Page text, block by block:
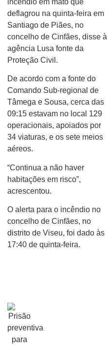
incêndio em mato que
deflagrou na quinta-feira em
Santiago de Piães, no
concelho de Cinfães, disse à
agência Lusa fonte da
Proteção Civil.
De acordo com a fonte do
Comando Sub-regional de
Tâmega e Sousa, cerca das
09:15 estavam no local 129
operacionais, apoiados por
34 viaturas, e os sete meios
aéreos.
“Continua a não haver
habitações em risco”,
acrescentou.
O alerta para o incêndio no
concelho de Cinfães, no
distrito de Viseu, foi dado às
17:40 de quinta-feira.